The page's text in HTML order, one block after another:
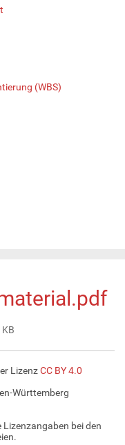
(WBS)
LizenzCC BY 4.0
Württemberg
bei den